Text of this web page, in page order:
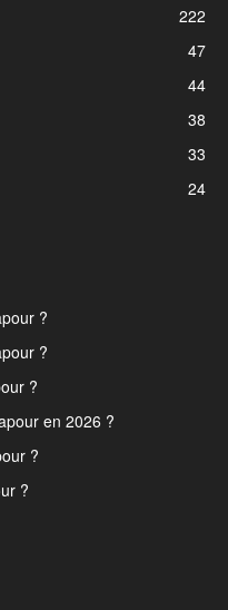
222
47
44
38
33
24
?
?
?
en 2026 ?
?
?